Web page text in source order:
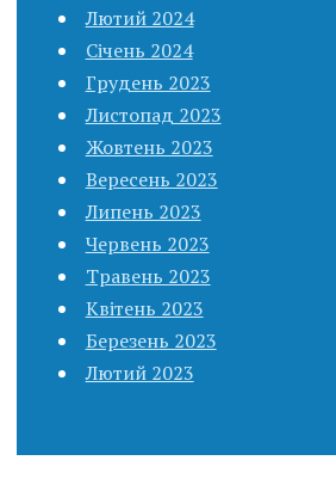
Лютий 2024
Січень 2024
Грудень 2023
Листопад 2023
Жовтень 2023
Вересень 2023
Липень 2023
Червень 2023
Травень 2023
Квітень 2023
Березень 2023
Лютий 2023